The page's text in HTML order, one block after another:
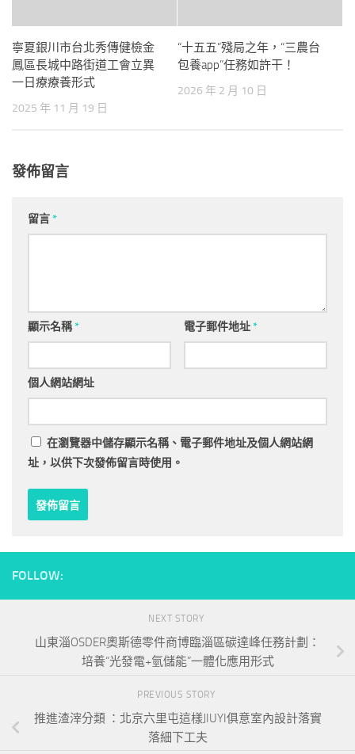
寧夏銀川市台北秀傳健檢金
鳳區長城中路街道工會立異
一日療療養形式
2025 年 11 月 19 日
“十五五”殘局之年，“三農台
包養app”任務如許干！
2026 年 2 月 10 日
發佈留言
留言*
顯示名稱* 電子郵件地址*
個人網站網址
在瀏覽器中儲存顯示名稱、電子郵件地址及個人網站網
址，以供下次發佈留言時使用。
FOLLOW:
NEXT STORY
山東淄OSDER奧斯德零件商博臨淄區碳達峰任務計劃：
培養“光發電+氫儲能”一體化應用形式
PREVIOUS STORY
推進渣滓分類 ：北京六里屯這樣JIUYI俱意室內設計落實
落細下工夫